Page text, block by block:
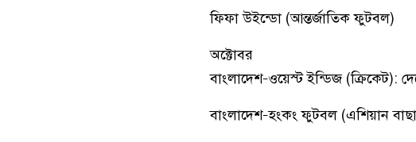
ফিফা উইন্ডো (আন্তর্জাতিক ফুটবল)
অক্টোবর
বাংলাদেশ–ওয়েস্ট ইন্ডিজ (ক্রিকেট):
বাংলাদেশ–হংকং ফুটবল (এশিয়ান